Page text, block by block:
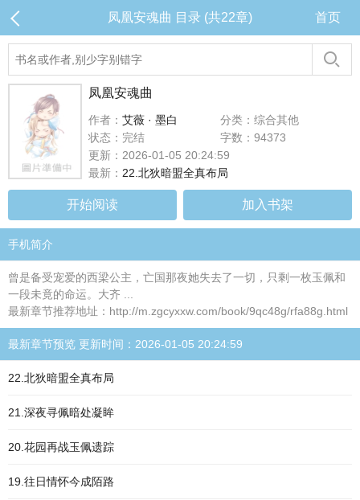
凤凰安魂曲 目录 (共22章) 首页
凤凰安魂曲
作者： 艾薇 · 墨白
分类：综合其他
状态：完结
字数：94373
更新：2026-01-05 20:24:59
最新： 22.北狄暗盟全真布局
开始阅读 加入书架
手机简介
曾是备受宠爱的西梁公主，亡国那夜她失去了一切，只剩一枚玉佩和
一段未竟的命运。大齐 ...
最新章节推荐地址：http://m.zgcyxxw.com/book/9qc48g/rfa88g.html
最新章节预览 更新时间：2026-01-05 20:24:59
22.北狄暗盟全真布局
21.深夜寻佩暗处凝眸
20.花园再战玉佩遗踪
19.往日情怀今成陌路